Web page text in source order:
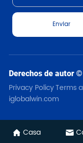
Enviar
Derechos de autor ©
Privacy PolicyTerms
iglobalwin.com
Casa